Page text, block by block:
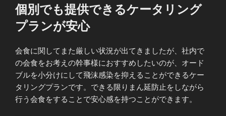
稿
日:
個別でも提供できるケータリング
プランが安心
会食に関してまた厳しい状況が出てきましたが、社内で
の会食をお考えの幹事様におすすめしたいのが、オード
ブルを小分けにして飛沫感染を抑えることができるケー
タリングプランです。できる限りまん延防止をしながら
行う会食をすることで安心感を持つことができます。